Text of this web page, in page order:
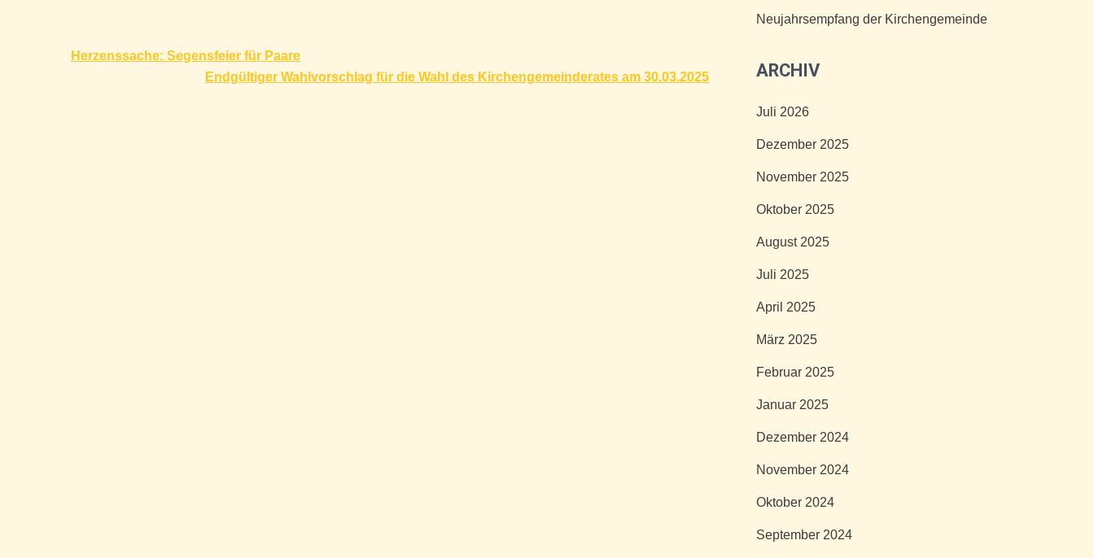
Beitragsnavigation
Herzenssache: Segensfeier für Paare
Endgültiger Wahlvorschlag für die Wahl des Kirchengemeinderates am 30.03.2025
Neujahrsempfang der Kirchengemeinde
ARCHIV
Juli 2026
Dezember 2025
November 2025
Oktober 2025
August 2025
Juli 2025
April 2025
März 2025
Februar 2025
Januar 2025
Dezember 2024
November 2024
Oktober 2024
September 2024